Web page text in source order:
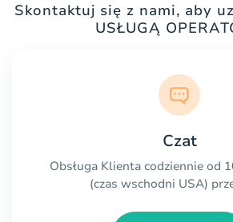
Skontaktuj się z nami, aby
USŁUGĄ
Czat
Obsługa Klienta codziennie od
(czas wschodni USA)